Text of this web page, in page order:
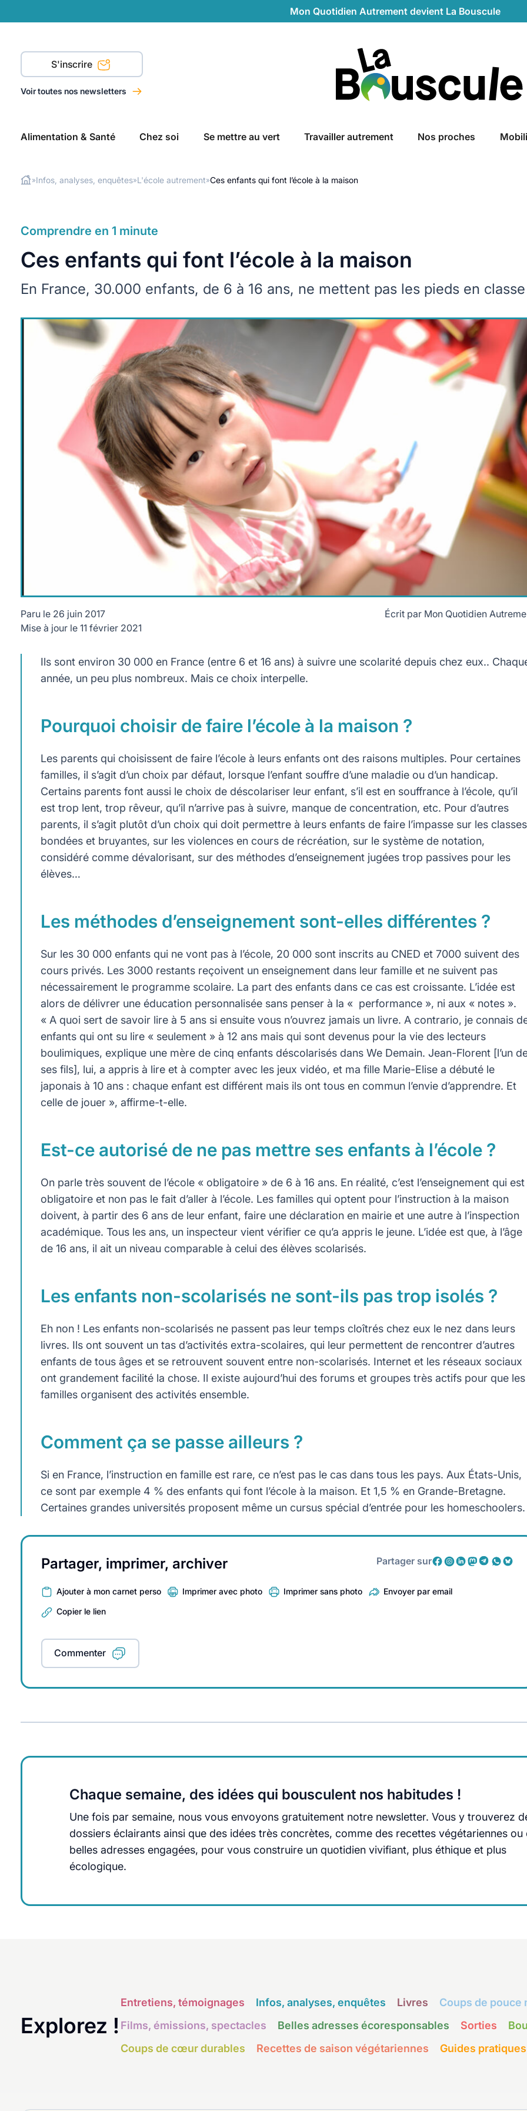
Mon Quotidien Autrement devient La Bouscule
S'inscrire
Voir toutes nos newsletters
Alimentation & Santé
Chez soi Se mettre au vert Travailler autrement Nos proches
»Infos, analyses, enquêtes»L'école autrement»Ces enfants qui font l’école à la maison
Comprendre en 1 minute
Ces enfants qui font l’école à la maison
En France, 30.000 enfants, de 6 à 16 ans, ne mettent pas les pieds en classe
Paru le 26 juin 2017
Mise à jour le 11 février 2021
Écrit par Mon Quotidien
Ils sont environ 30 000 en France (entre 6 et 16 ans) à suivre une scolarité depuis chez eux..
année, un peu plus nombreux. Mais ce choix interpelle.
Pourquoi choisir de faire l’école à la maison ?
Les parents qui choisissent de faire l’école à leurs enfants ont des raisons multiples. Pour certaines
familles, il s’agit d’un choix par défaut, lorsque l’enfant souffre d’une maladie ou d’un handicap.
Certains parents font aussi le choix de déscolariser leur enfant, s’il est en souffrance à l’école, qu’il
est trop lent, trop rêveur, qu’il n’arrive pas à suivre, manque de concentration, etc. Pour d’autres
parents, il s’agit plutôt d’un choix qui doit permettre à leurs enfants de faire l’impasse sur les classes
bondées et bruyantes, sur les violences en cours de récréation, sur le système de notation,
considéré comme dévalorisant, sur des méthodes d’enseignement jugées trop passives pour les
élèves…
Les méthodes d’enseignement sont-elles différentes ?
Sur les 30 000 enfants qui ne vont pas à l’école, 20 000 sont inscrits au CNED et 7000 suivent des
cours privés. Les 3000 restants reçoivent un enseignement dans leur famille et ne suivent pas
nécessairement le programme scolaire. La part des enfants dans ce cas est croissante. L’idée est
alors de délivrer une éducation personnalisée sans penser à la « performance », ni aux « notes ».
« A quoi sert de savoir lire à 5 ans si ensuite vous n’ouvrez jamais un livre. A contrario, je connais
enfants qui ont su lire « seulement » à 12 ans mais qui sont devenus pour la vie des lecteurs
boulimiques, explique une mère de cinq enfants déscolarisés dans We Demain. Jean-Florent [l’un
ses fils], lui, a appris à lire et à compter avec les jeux vidéo, et ma fille Marie-Elise a débuté le
japonais à 10 ans : chaque enfant est différent mais ils ont tous en commun l’envie d’apprendre. Et
celle de jouer », affirme-t-elle.
Est-ce autorisé de ne pas mettre ses enfants à l’école ?
On parle très souvent de l’école « obligatoire » de 6 à 16 ans. En réalité, c’est l’enseignement qui est
obligatoire et non pas le fait d’aller à l’école. Les familles qui optent pour l’instruction à la maison
doivent, à partir des 6 ans de leur enfant, faire une déclaration en mairie et une autre à l’inspection
académique. Tous les ans, un inspecteur vient vérifier ce qu’a appris le jeune. L’idée est que, à l’âge
de 16 ans, il ait un niveau comparable à celui des élèves scolarisés.
Les enfants non-scolarisés ne sont-ils pas trop isolés ?
Eh non ! Les enfants non-scolarisés ne passent pas leur temps cloîtrés chez eux le nez dans leurs
livres. Ils ont souvent un tas d’activités extra-scolaires, qui leur permettent de rencontrer d’autres
enfants de tous âges et se retrouvent souvent entre non-scolarisés. Internet et les réseaux sociaux
ont grandement facilité la chose. Il existe aujourd’hui des forums et groupes très actifs pour que les
familles organisent des activités ensemble.
Comment ça se passe ailleurs ?
Si en France, l’instruction en famille est rare, ce n’est pas le cas dans tous les pays. Aux États-Unis,
ce sont par exemple 4 % des enfants qui font l’école à la maison. Et 1,5 % en Grande-Bretagne.
Certaines grandes universités proposent même un cursus spécial d’entrée pour les homeschoolers.
Partager, imprimer, archiver Partager sur
Ajouter à mon carnet perso Imprimer avec photo Imprimer sans photo Envoyer par email
Copier le lien
Commenter
Chaque semaine, des idées qui bousculent nos habitudes !
Une fois par semaine, nous vous envoyons gratuitement notre newsletter. Vous y trouverez
dossiers éclairants ainsi que des idées très concrètes, comme des recettes végétariennes ou
belles adresses engagées, pour vous construire un quotidien vivifiant, plus éthique et plus
écologique.
Explorez !
Entretiens, témoignages Infos, analyses, enquêtes Livres
Coups de pouce
Films, émissions, spectacles
Belles adresses écoresponsables Sorties
Coups de cœur durables
Recettes de saison végétariennes Guides